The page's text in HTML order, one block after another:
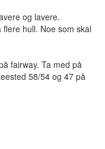
og lavere.
hull. Noe som skal
fairway. Ta med på
58/54 og 47 på